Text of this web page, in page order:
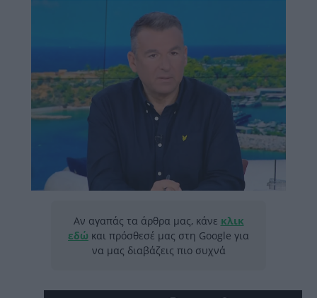
Αν αγαπάς τα άρθρα μας, κάνε κλικ
εδώ και πρόσθεσέ μας στη Google για
να μας διαβάζεις πιο συχνά